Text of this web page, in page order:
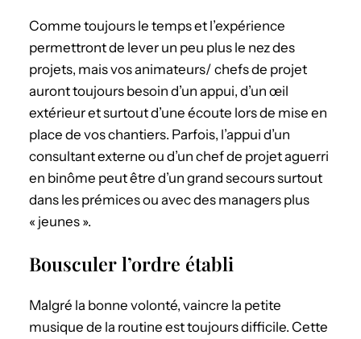
Comme toujours le temps et l’expérience
permettront de lever un peu plus le nez des
projets, mais vos animateurs/ chefs de projet
auront toujours besoin d’un appui, d’un œil
extérieur et surtout d’une écoute lors de mise en
place de vos chantiers. Parfois, l’appui d’un
consultant externe ou d’un chef de projet aguerri
en binôme peut être d’un grand secours surtout
dans les prémices ou avec des managers plus
« jeunes ».
Bousculer l’ordre établi
Malgré la bonne volonté, vaincre la petite
musique de la routine est toujours difficile. Cette